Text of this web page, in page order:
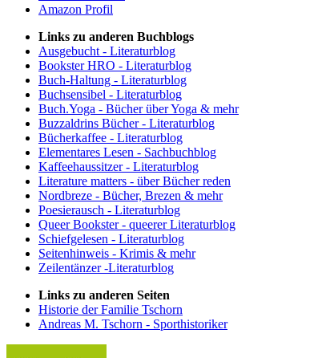
Amazon Profil
Links zu anderen Buchblogs
Ausgebucht - Literaturblog
Bookster HRO - Literaturblog
Buch-Haltung - Literaturblog
Buchsensibel - Literaturblog
Buch.Yoga - Bücher über Yoga & mehr
Buzzaldrins Bücher - Literaturblog
Bücherkaffee - Literaturblog
Elementares Lesen - Sachbuchblog
Kaffeehaussitzer - Literaturblog
Literature matters - über Bücher reden
Nordbreze - Bücher, Brezen & mehr
Poesierausch - Literaturblog
Queer Bookster - queerer Literaturblog
Schiefgelesen - Literaturblog
Seitenhinweis - Krimis & mehr
Zeilentänzer -Literaturblog
Links zu anderen Seiten
Historie der Familie Tschorn
Andreas M. Tschorn - Sporthistoriker